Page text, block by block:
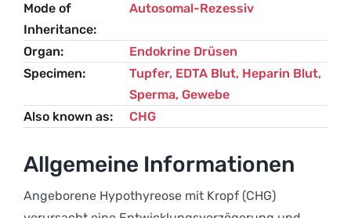
Mode of
Inheritance
Autosomal-Rezessiv
Organ
Endokrine Drüsen
Specimen
Tupfer, EDTA Blut, Heparin Blut,
Sperma, Gewebe
Also known as
CHG
Allgemeine Informationen
Angeborene Hypothyreose mit Kropf (CHG)